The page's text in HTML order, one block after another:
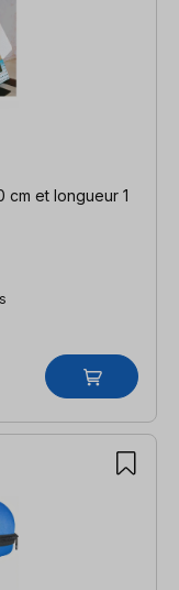
cm et longueur 1